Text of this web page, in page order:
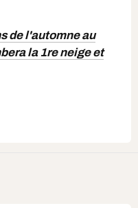
de l'automne au
la 1re neige et